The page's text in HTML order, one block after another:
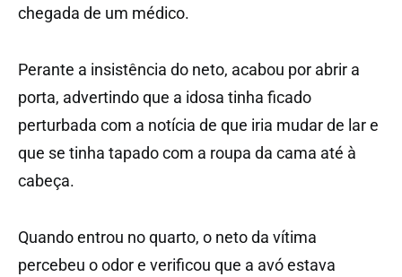
chegada de um médico.
Perante a insistência do neto, acabou por abrir a
porta, advertindo que a idosa tinha ficado
perturbada com a notícia de que iria mudar de lar e
que se tinha tapado com a roupa da cama até à
cabeça.
Quando entrou no quarto, o neto da vítima
percebeu o odor e verificou que a avó estava